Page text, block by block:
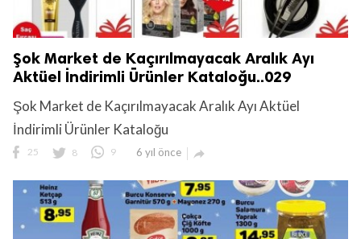
Şok Market de Kaçırılmayacak Aralık Ayı
Aktüel İndirimli Ürünler Kataloğu..029
Şok Market de Kaçırılmayacak Aralık Ayı Aktüel
İndirimli Ürünler Kataloğu
25 8 9 6 yıl önce 